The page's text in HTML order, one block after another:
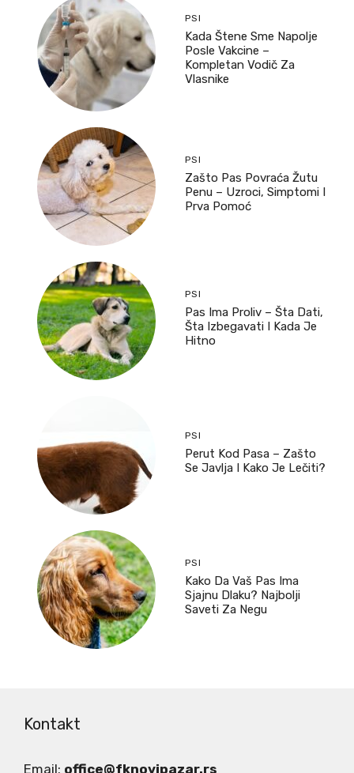
PSI
Kada Štene Sme Napolje
Posle Vakcine –
Kompletan Vodič Za
Vlasnike
PSI
Zašto Pas Povraća Žutu
Penu – Uzroci, Simptomi I
Prva Pomoć
PSI
Pas Ima Proliv – Šta Dati,
Šta Izbegavati I Kada Je
Hitno
PSI
Perut Kod Pasa – Zašto
Se Javlja I Kako Je Lečiti?
PSI
Kako Da Vaš Pas Ima
Sjajnu Dlaku? Najbolji
Saveti Za Negu
Kontakt
Email: office@fknovipazar.rs